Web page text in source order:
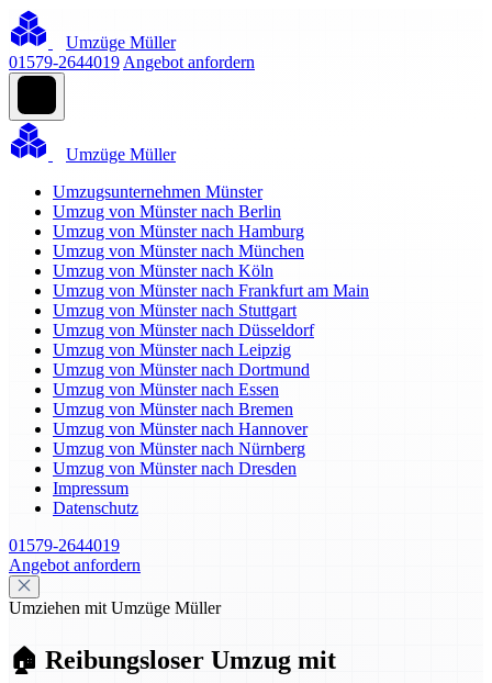
Umzüge Müller
01579-2644019 Angebot anfordern
Umzüge Müller
Umzugsunternehmen Münster
Umzug von Münster nach Berlin
Umzug von Münster nach Hamburg
Umzug von Münster nach München
Umzug von Münster nach Köln
Umzug von Münster nach Frankfurt am Main
Umzug von Münster nach Stuttgart
Umzug von Münster nach Düsseldorf
Umzug von Münster nach Leipzig
Umzug von Münster nach Dortmund
Umzug von Münster nach Essen
Umzug von Münster nach Bremen
Umzug von Münster nach Hannover
Umzug von Münster nach Nürnberg
Umzug von Münster nach Dresden
Impressum
Datenschutz
01579-2644019
Angebot anfordern
Umziehen mit Umzüge Müller
🏠 Reibungsloser Umzug mit